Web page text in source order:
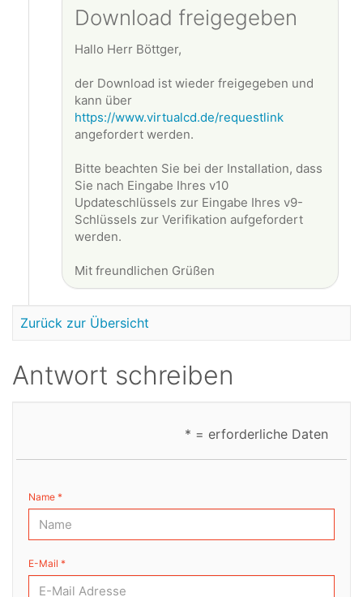
Download freigegeben
Hallo Herr Böttger,
der Download ist wieder freigegeben und
kann über
https://www.virtualcd.de/requestlink
angefordert werden.
Bitte beachten Sie bei der Installation, dass
Sie nach Eingabe Ihres v10
Updateschlüssels zur Eingabe Ihres v9-
Schlüssels zur Verifikation aufgefordert
werden.
Mit freundlichen Grüßen
Zurück zur Übersicht
Antwort schreiben
* = erforderliche Daten
Name *
E-Mail *